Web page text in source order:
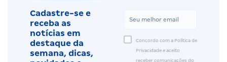
Cadastre-se e
receba as
notícias em
destaque da
semana, dicas,
Concordo com a Política de
Privacidade e aceito
receber comunicações do